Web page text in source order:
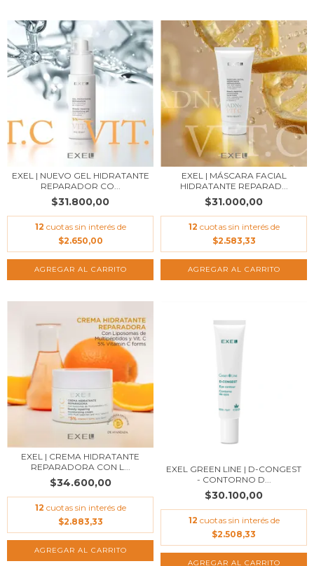
EXEL | NUEVO GEL HIDRATANTE
REPARADOR CO...
$31.800,00
12 cuotas sin interés de
$2.650,00
EXEL | MÁSCARA FACIAL
HIDRATANTE REPARAD...
$31.000,00
12 cuotas sin interés de
$2.583,33
EXEL | CREMA HIDRATANTE
REPARADORA CON L...
$34.600,00
12 cuotas sin interés de
$2.883,33
EXEL GREEN LINE | D-CONGEST
- CONTORNO D...
$30.100,00
12 cuotas sin interés de
$2.508,33